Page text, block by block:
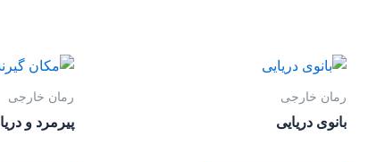
رمان خارجی
بانوی دریایی
رمان خارجی
پیرمرد و دریا